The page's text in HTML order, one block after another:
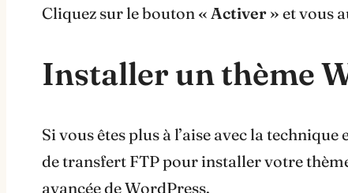
Cliquez sur le bouton « Activer » et vous
Installer un thème
Si vous êtes plus à l’aise avec la
de transfert FTP pour installer votre
avancée de WordPress.